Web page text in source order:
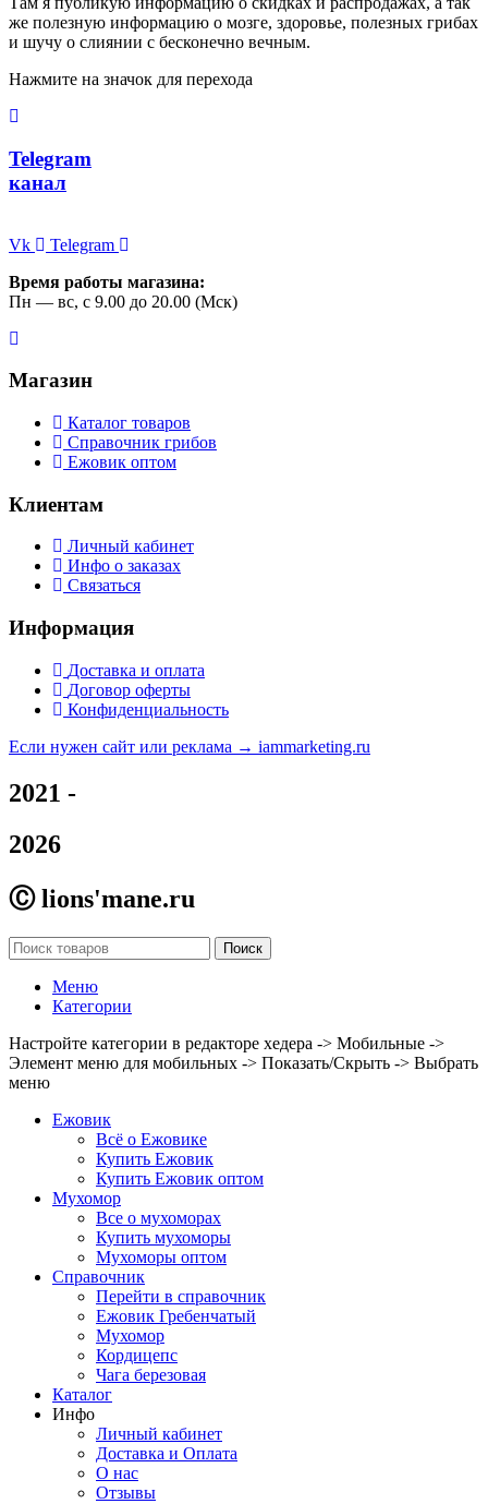
же полезную информацию о мозге, здоровье, полезных грибах
и шучу о слиянии с бесконечно вечным.
Нажмите на значок для перехода
Telegram
канал
Vk
Telegram
Время работы магазина:
Пн — вс, с 9.00 до 20.00 (Мск)
Магазин
Каталог товаров
Справочник грибов
Ежовик оптом
Клиентам
Личный кабинет
Инфо о заказах
Связаться
Информация
Доставка и оплата
Договор оферты
Конфиденциальность
Если нужен сайт или реклама → iammarketing.ru
2021 -
2026
Ⓒ lions'mane.ru
Поиск
Меню
Категории
Настройте категории в редакторе хедера -> Мобильные ->
Элемент меню для мобильных -> Показать/Скрыть -> Выбрать
меню
Ежовик
Всё о Ежовике
Купить Ежовик
Купить Ежовик оптом
Мухомор
Все о мухоморах
Купить мухоморы
Мухоморы оптом
Справочник
Перейти в справочник
Ежовик Гребенчатый
Мухомор
Кордицепс
Чага березовая
Каталог
Инфо
Личный кабинет
Доставка и Оплата
О нас
Отзывы